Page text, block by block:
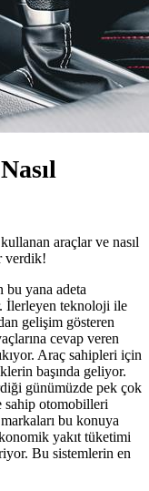
araçlar ve nasıl
verdik!
bu yana adeta
İlerleyen teknoloji ile
gelişim gösteren
cevap veren
Araç sahipleri için
başında geliyor.
günümüzde pek çok
sahip otomobilleri
bu konuya
yakıt tüketimi
Bu sistemlerin en